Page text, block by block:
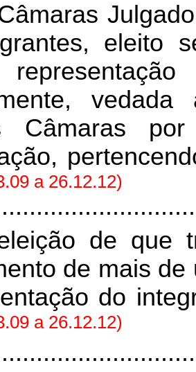
eleito
Câmaras
a 26.12.12)
de que
de mais
do
a 26.12.12)